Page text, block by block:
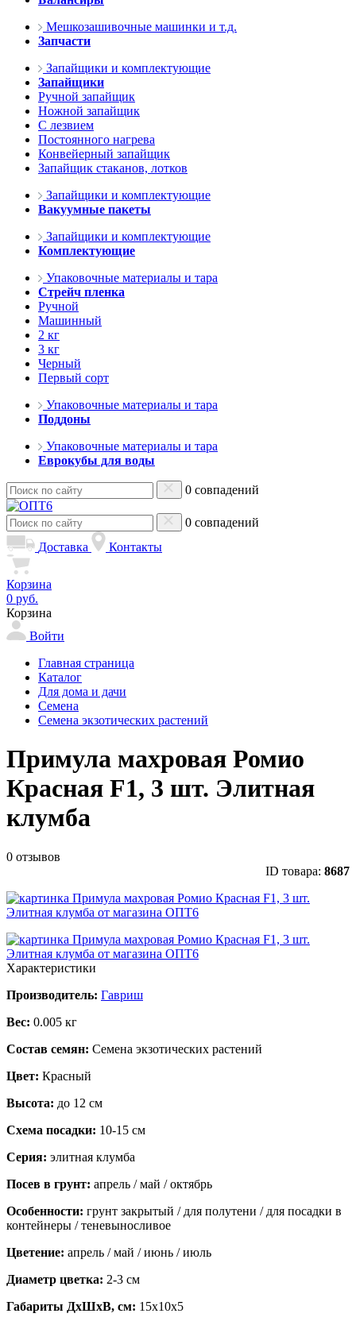
Мешкозашивочные машинки и т.д.
Запчасти
Запайщики и комплектующие
Запайщики
Ручной запайщик
Ножной запайщик
С лезвием
Постоянного нагрева
Конвейерный запайщик
Запайщик стаканов, лотков
Запайщики и комплектующие
Вакуумные пакеты
Запайщики и комплектующие
Комплектующие
Упаковочные материалы и тара
Стрейч пленка
Ручной
Машинный
2 кг
3 кг
Черный
Первый сорт
Упаковочные материалы и тара
Поддоны
Упаковочные материалы и тара
Еврокубы для воды
0 совпадений
0 совпадений
Доставка
Контакты
Корзина
0 руб.
Корзина
Войти
Главная страница
Каталог
Для дома и дачи
Семена
Семена экзотических растений
Примула махровая Ромио
Красная F1, 3 шт. Элитная
клумба
0 отзывов
ID товара: 8687
Характеристики
Производитель: Гавриш
Вес: 0.005 кг
Состав семян: Семена экзотических растений
Цвет: Красный
Высота: до 12 см
Схема посадки: 10-15 см
Серия: элитная клумба
Посев в грунт: апрель / май / октябрь
Особенности: грунт закрытый / для полутени / для посадки в
контейнеры / теневыносливое
Цветение: апрель / май / июнь / июль
Диаметр цветка: 2-3 см
Габариты ДхШхВ, см: 15x10x5